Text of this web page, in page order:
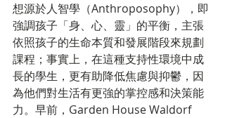
想源於人智學（Anthroposophy），即
強調孩子「身、心、靈」的平衡，主張
依照孩子的生命本質和發展階段來規劃
課程；事實上，在這種支持性環境中成
長的學生，更有助降低焦慮與抑鬱，因
為他們對生活有更強的掌控感和決策能
力。早前，Garden House Waldorf